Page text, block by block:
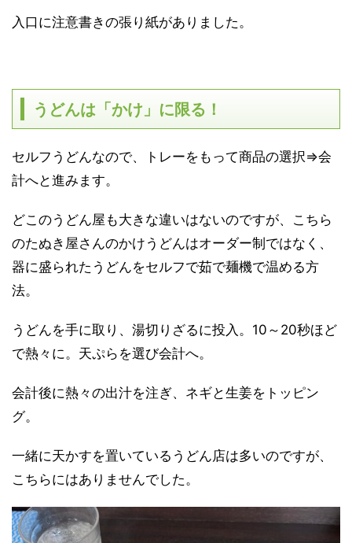
入口に注意書きの張り紙がありました。
うどんは「かけ」に限る！
セルフうどんなので、トレーをもって商品の選択⇒会
計へと進みます。
どこのうどん屋も大きな違いはないのですが、こちら
のたぬき屋さんのかけうどんはオーダー制ではなく、
器に盛られたうどんをセルフで茹で麺機で温める方
法。
うどんを手に取り、湯切りざるに投入。10～20秒ほど
で熱々に。天ぷらを選び会計へ。
会計後に熱々の出汁を注ぎ、ネギと生姜をトッピン
グ。
一緒に天かすを置いているうどん店は多いのですが、
こちらにはありませんでした。